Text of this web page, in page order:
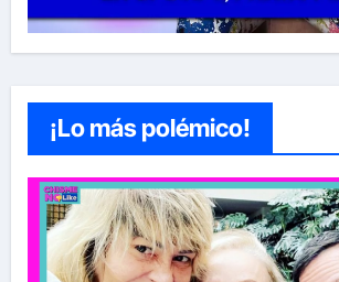
¡Lo más polémico!